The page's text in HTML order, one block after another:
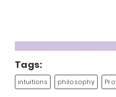
Tags:
intuitions philosophy